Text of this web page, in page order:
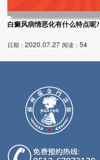
白癜风病情恶化有什么特点呢?
日期： 2020.07.27 阅读： 54